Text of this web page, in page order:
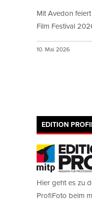
Mit Avedon
Film Festival
10. Mai 2026
EDITION
Hier geht es zu
ProfiFoto beim